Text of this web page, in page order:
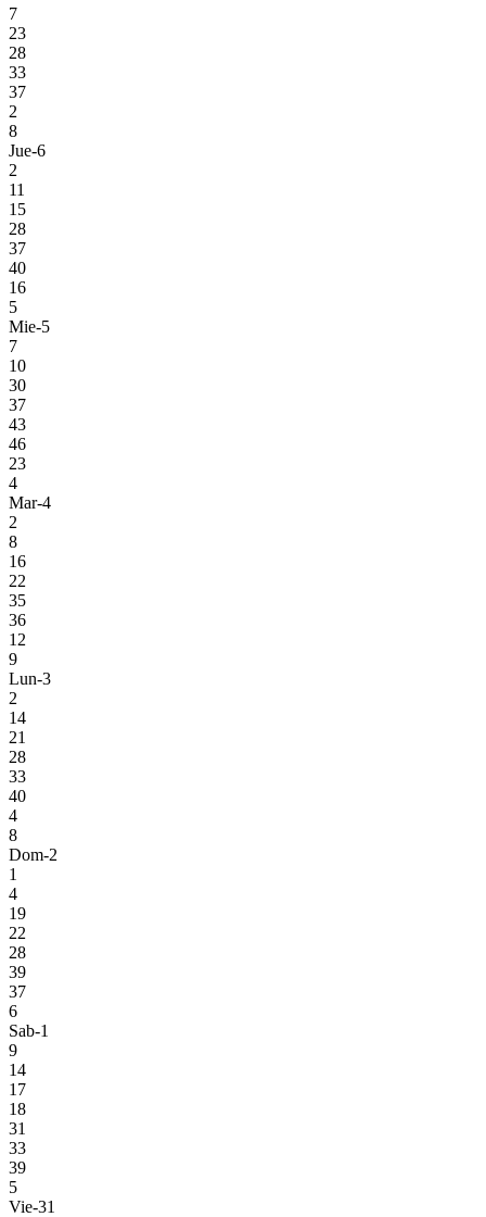
7
23
28
33
37
2
8
Jue-6
2
11
15
28
37
40
16
5
Mie-5
7
10
30
37
43
46
23
4
Mar-4
2
8
16
22
35
36
12
9
Lun-3
2
14
21
28
33
40
4
8
Dom-2
1
4
19
22
28
39
37
6
Sab-1
9
14
17
18
31
33
39
5
Vie-31